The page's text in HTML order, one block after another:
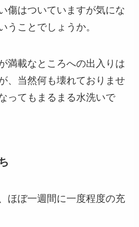
傷はついていますが気にな
うこと でしょうか。
満載なところへの出入りは
、当然何も壊れておりませ
ってもまるまる水洗いで
ほぼ一週間に一度程度の充